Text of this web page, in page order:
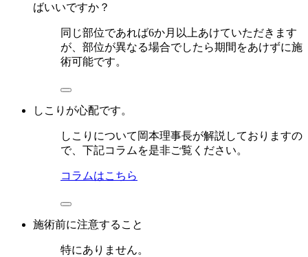
ばいいですか？
同じ部位であれば6か月以上あけていただきます
が、部位が異なる場合でしたら期間をあけずに施
術可能です。
しこりが心配です。
しこりについて岡本理事長が解説しておりますの
で、下記コラムを是非ご覧ください。
コラムはこちら
施術前に注意すること
特にありません。